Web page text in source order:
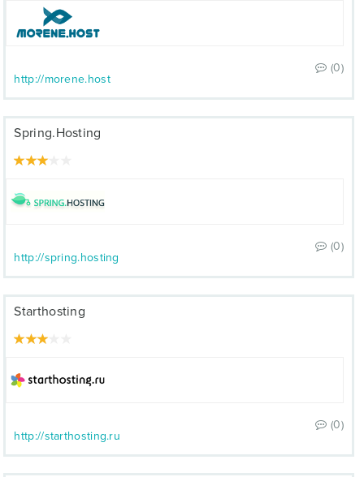
(0)
http://morene.host
Spring.Hosting
(0)
http://spring.hosting
Starthosting
(0)
http://starthosting.ru